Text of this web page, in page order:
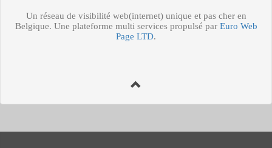
Un réseau de visibilité web(internet) unique et pas cher en
Belgique. Une plateforme multi services propulsé par Euro Web
Page LTD.